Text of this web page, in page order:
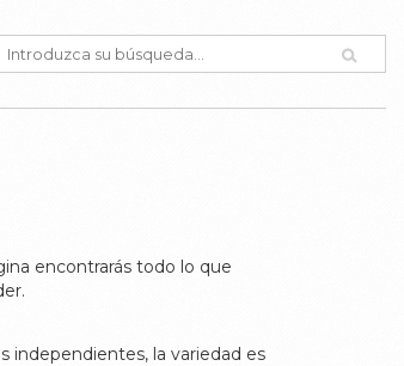
encontrarás todo lo que
independientes, la variedad es